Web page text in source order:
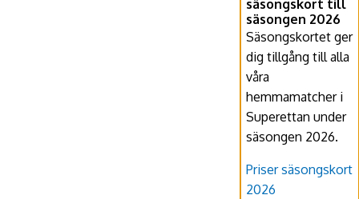
säsongskort till
säsongen 2026
Säsongskortet ger
dig tillgång till alla
våra
hemmamatcher i
Superettan under
säsongen 2026.
Priser säsongskort
2026